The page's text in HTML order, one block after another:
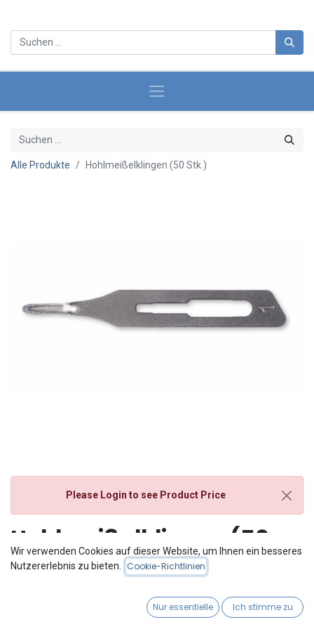
Alle Produkte Hohlmeißelklingen (50 Stk.)
Please Login to see Product Price
Hohlmeißelklingen (50
Stk.)
Wir verwenden Cookies auf dieser Website, um Ihnen ein besseres
Nutzererlebnis zu bieten.
Cookie-Richtlinien
Nur essentielle Ich stimme zu